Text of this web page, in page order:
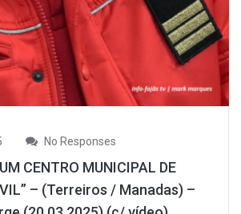
No Responses
CENTRO MUNICIPAL DE
– (Terreiros / Manadas) –